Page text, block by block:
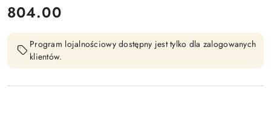
cena:
804.00
Program lojalnościowy dostępny jest tylko dla zalogowanych
klientów.